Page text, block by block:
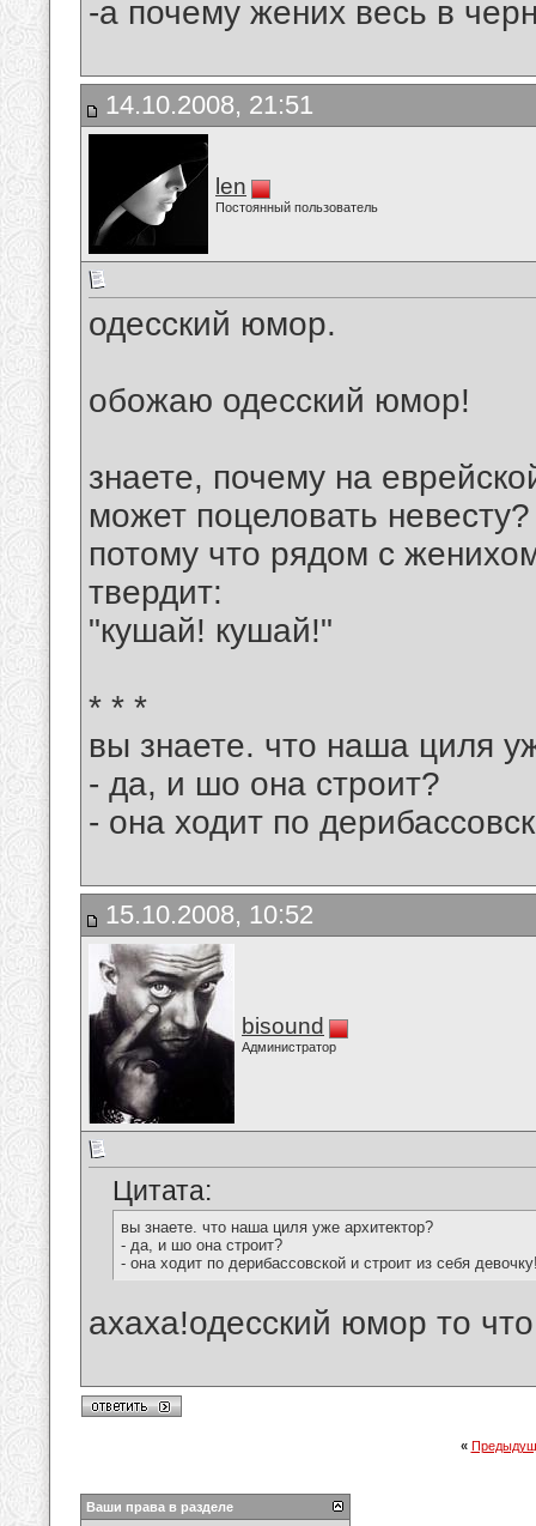
-а почему жених весь в
14.10.2008, 21:51
len
Постоянный пользователь
одесский юмор.
обожаю одесский юмор!
знаете, почему на
может поцеловать невесту?
потому что рядом с
твердит:
"кушай! кушай!"
* * *
вы знаете. что наша циля
- да, и шо она строит?
- она ходит по
15.10.2008, 10:52
bisound
Администратор
Цитата:
вы знаете. что наша циля уже архитектор?
- да, и шо она строит?
- она ходит по дерибассовской и строит из себя
ахаха!одесский юмор то
«
Ваши права в разделе